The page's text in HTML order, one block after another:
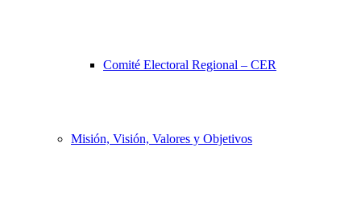
Comité Electoral Regional – CER
Misión, Visión, Valores y Objetivos